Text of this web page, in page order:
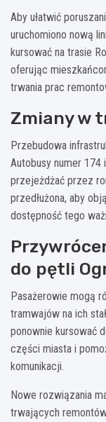
Aby ułatwić
uruchomiono nową
kursować na trasie
oferując
trwania prac
Zmiany w
Przebudowa
Autobusy numer 174
przejeżdżać przez
przedłużona, aby
dostępność tego
do pętli
Pasażerowie mogą
tramwajów na ich
ponownie kursować
części miasta i
komunikacji.
Nowe rozwiązania
trwających